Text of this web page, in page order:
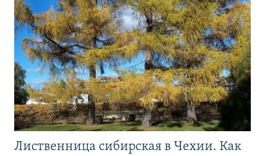
Лиственница сибирская в Чехии. Как